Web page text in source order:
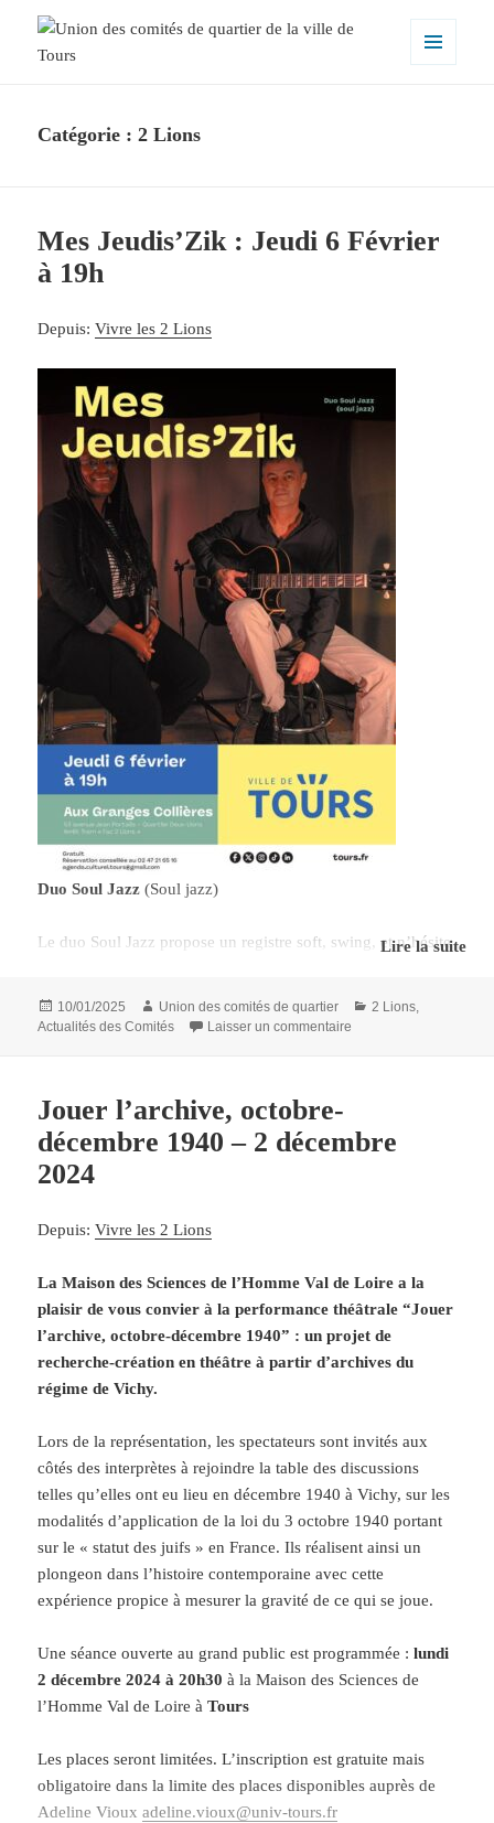
ville de Tours
Catégorie :2 Lions
Mes Jeudis’Zik : Jeudi 6 Février
à 19h
Depuis:Vivre les 2 Lions
Duo Soul Jazz (Soul jazz)
Le duo Soul Jazz propose un registre soft, swing, et n’hésite
explosifs.
de la bossa au rythm’n blues.
Répertoire : F. Sinatra, A. Franklin, S. Wonder, E. Fitzgerald,
AC. Jobim, A. Winehouse…
Avec Déborah Andrade et Gérard Keryjaouën
Carte blanche à Tous en Scène
https://www.souljazzduo.com
Gratuit
Granges Collières (53 avenue Jean Portalis) – Quartier
Deux-Lions
Arrêt Tram « Fac 2 Lions »
Réservation au 02 47 21 65 16 –
agenda.culturel.tours@gmail.com
Lire la suite
Publié
le
10/01/2025 Auteur
Union des comités de quartier Catégories
2 Lions
Actualités des Comités
Laisser un commentaire
Jouer l’archive, octobre-
décembre 1940 – 2 décembre
2024
Depuis:Vivre les 2 Lions
La Maison des Sciences de l’Homme Val de Loire a la
plaisir de vous convier à la performance théâtrale “Jouer
l’archive, octobre-décembre 1940” : un projet de
recherche-création en théâtre à partir d’archives du
régime de Vichy.
Lors de la représentation, les spectateurs sont invités aux
côtés des interprètes à rejoindre la table des discussions
telles qu’elles ont eu lieu en décembre 1940 à Vichy, sur les
modalités d’application de la loi du 3 octobre 1940 portant
sur le « statut des juifs » en France. Ils réalisent ainsi un
plongeon dans l’histoire contemporaine avec cette
expérience propice à mesurer la gravité de ce qui se joue.
Une séance ouverte au grand public est programmée : lundi
2 décembre 2024 à 20h30 à la Maison des Sciences de
l’Homme Val de Loire àTours
Les places seront limitées. L’inscription est gratuite mais
obligatoire dans la limite des places disponibles auprès de
Adeline Viouxadeline.vioux@univ-tours.fr